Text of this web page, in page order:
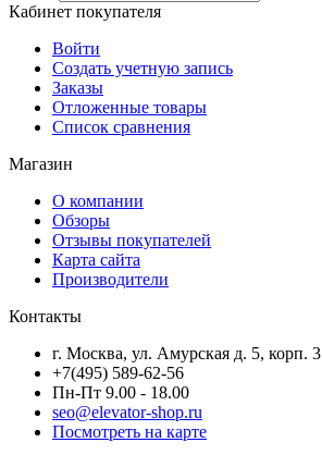
Кабинет покупателя
Войти
Создать учетную запись
Заказы
Отложенные товары
Список сравнения
Магазин
О компании
Обзоры
Отзывы покупателей
Карта сайта
Производители
Контакты
г. Москва, ул. Амурская д. 5, корп. 3
+7(495) 589-62-56
Пн-Пт 9.00 - 18.00
seo@elevator-shop.ru
Посмотреть на карте